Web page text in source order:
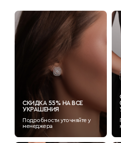
СКИДКА 55% НА ВСЕ
УКРАШЕНИЯ
Подробности уточняйте у
менеджера